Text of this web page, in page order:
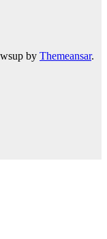
by Themeansar.